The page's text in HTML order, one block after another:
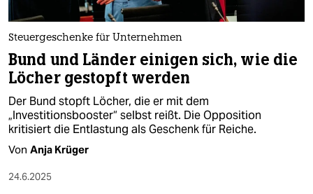
Steuergeschenke für Unternehmen
Bund und Länder einigen sich, wie die
Löcher gestopft werden
Der Bund stopft Löcher, die er mit dem
„Investitionsbooster“ selbst reißt. Die Opposition
kritisiert die Entlastung als Geschenk für Reiche.
Von Anja Krüger
24.6.2025